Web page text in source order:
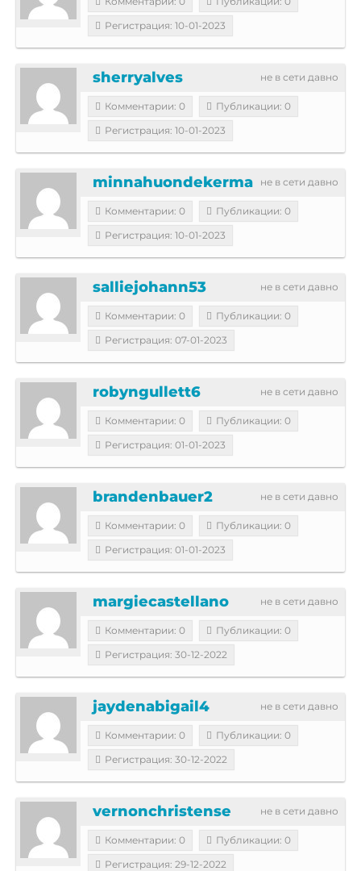
Регистрация: 10-01-2023
не в сети давно
sherryalves
Комментарии: 0
Публикации: 0
Регистрация: 10-01-2023
не в сети давно
minnahuondekerma
Комментарии: 0
Публикации: 0
Регистрация: 10-01-2023
не в сети давно
salliejohann53
Комментарии: 0
Публикации: 0
Регистрация: 07-01-2023
не в сети давно
robyngullett6
Комментарии: 0
Публикации: 0
Регистрация: 01-01-2023
не в сети давно
brandenbauer2
Комментарии: 0
Публикации: 0
Регистрация: 01-01-2023
не в сети давно
margiecastellano
Комментарии: 0
Публикации: 0
Регистрация: 30-12-2022
не в сети давно
jaydenabigail4
Комментарии: 0
Публикации: 0
Регистрация: 30-12-2022
не в сети давно
vernonchristense
Комментарии: 0
Публикации: 0
Регистрация: 29-12-2022